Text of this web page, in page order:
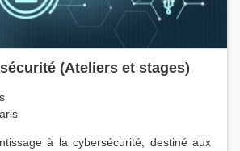
(Ateliers et stages)
à la cybersécurité, destiné aux